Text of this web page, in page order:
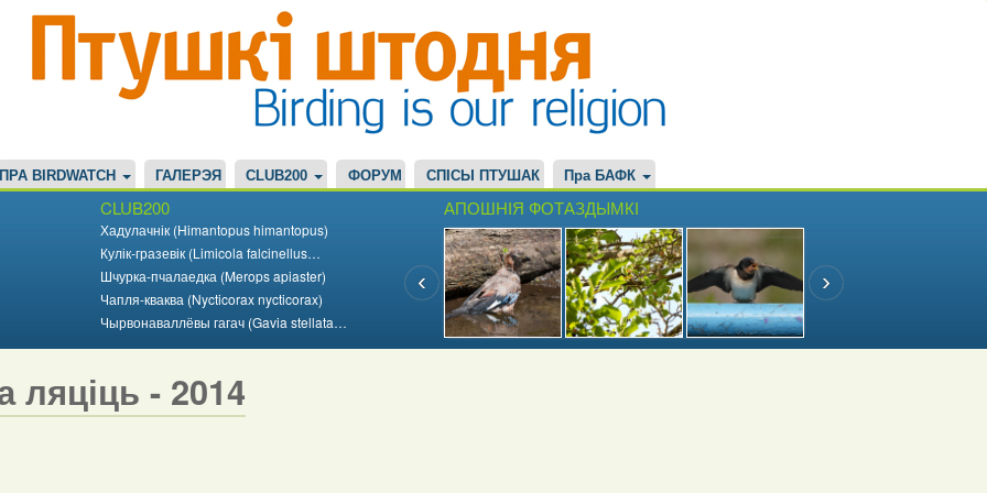
ПРА BIRDWATCH ГАЛЕРЭЯ CLUB200 ФОРУМ СПІСЫ ПТУШАК Пра БАФК
CLUB200
Хадулачнік (Himantopus himantopus)
Кулік-гразевік (Limicola falcinellus…
Шчурка-пчалаедка (Merops apiaster)
Чапля-кваква (Nycticorax nycticorax)
Чырвонаваллёвы гагач (Gavia stellata…
АПОШНІЯ ФОТАЗДЫМКІ
ляціць - 2014